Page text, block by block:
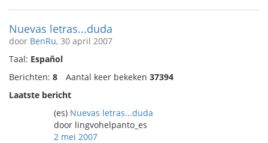
Nuevas letras...duda
door BenRu, 30 april 2007
Taal: Español
Berichten: 8 Aantal keer bekeken 37394
Laatste bericht
(es) Nuevas letras...duda
door lingvohelpanto_es
2 mei 2007